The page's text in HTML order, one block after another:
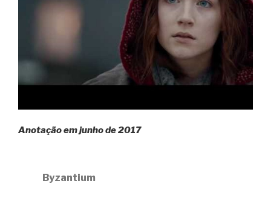
Anotação em junho de 2017
Byzantium